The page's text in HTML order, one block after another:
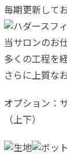
毎期更新して
当サロンのお
多くの工程を
さらに上質な
オプション：
（上下）